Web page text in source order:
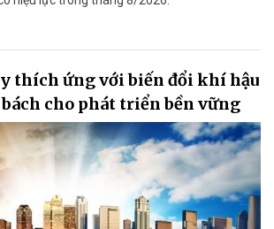
thích ứng với biến đổi khí hậu
bách cho phát triển bền vững